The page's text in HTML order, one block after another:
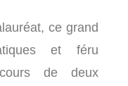
ce grand
et féru
de deux